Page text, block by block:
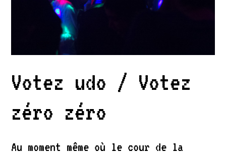
Votez udo / Votez
zéro zéro
Au moment même où le cour de la